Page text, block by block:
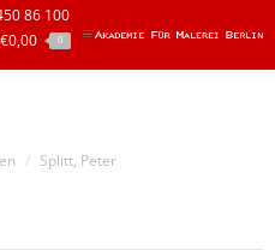
86 100
€0,00 0
hier:Splitt, Peter